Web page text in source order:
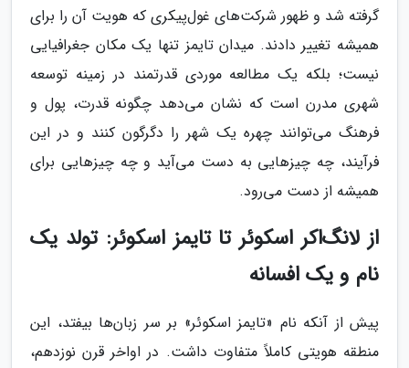
گرفته شد و ظهور شرکت‌های غول‌پیکری که هویت آن را برای
همیشه تغییر دادند. میدان تایمز تنها یک مکان جغرافیایی
نیست؛ بلکه یک مطالعه موردی قدرتمند در زمینه توسعه
شهری مدرن است که نشان می‌دهد چگونه قدرت، پول و
فرهنگ می‌توانند چهره یک شهر را دگرگون کنند و در این
فرآیند، چه چیزهایی به دست می‌آید و چه چیزهایی برای
همیشه از دست می‌رود.
از لانگ‌اکر اسکوئر تا تایمز اسکوئر: تولد یک
نام و یک افسانه
پیش از آنکه نام «تایمز اسکوئر» بر سر زبان‌ها بیفتد، این
منطقه هویتی کاملاً متفاوت داشت. در اواخر قرن نوزدهم،